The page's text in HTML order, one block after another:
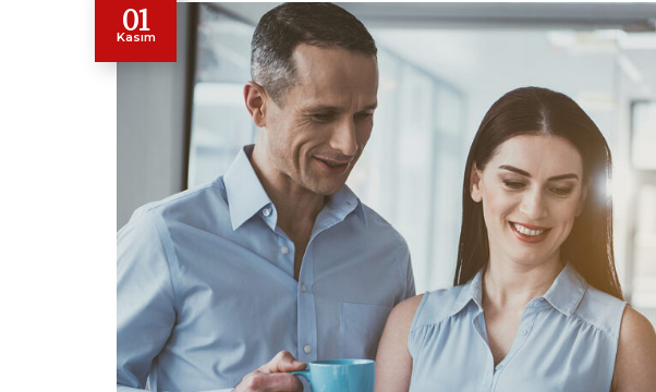
01
Kasım